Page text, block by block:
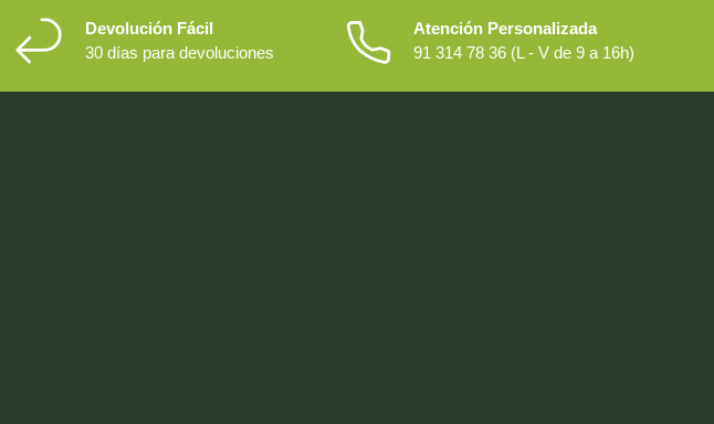
Devolución Fácil
30 días para devoluciones
Atención Personalizada
91 314 78 36 (L - V de 9 a 16h)